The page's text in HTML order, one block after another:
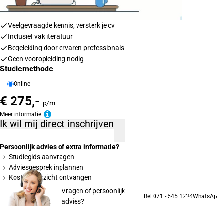
Veelgevraagde kennis, versterk je cv
Inclusief vakliteratuur
Begeleiding door ervaren professionals
Geen vooropleiding nodig
Studiemethode
Online
€ 275,- p/m
Meer informatie
Ik wil mij direct inschrijven
Persoonlijk advies of extra informatie?
Studiegids aanvragen
Adviesgesprek inplannen
Kostenoverzicht ontvangen
Vragen of persoonlijk
advies?
Bel 071 - 545 1234